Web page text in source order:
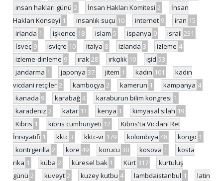
insan hakları günü 2 İnsan Hakları Komitesi 2
İnsan
Hakları Konseyi 1 insanlık suçu 10 internet 9 iran 15
irlanda 1 işkence 18 islam 5 ispanya 9 israil 231
İsveç 9 isviçre 10 italya 8 izlanda 3 izleme 4
izleme-dinleme 9 ırak 28 ırkçılık 10 ışid 53
jandarma 1 japonya 37 jitem 1 kadın 101
kadın
vicdani retçiler 2 kamboçya 2 kamerun 1 kampanya 4
kanada 9 karabağ 4 karaburun bilim kongresi 1
karadeniz 2 katar 11 kenya 1 kimyasal silah 19
Kıbrıs 1 kıbrıs cumhuriyeti 12
Kıbrıs'ta Vicdani Ret
İnisiyatifi 1 kktc 3 kktc-vr 179 kolombiya 48 kongo 1
kontrgerilla 2 kore 49 korucu 30 kosova 1
kosta
rika 1 küba 2 küresel bak 1 Kürt 317
kurtuluş
günü 2 kuveyt 2 kuzey kutbu 4 lambdaistanbul 1
latin